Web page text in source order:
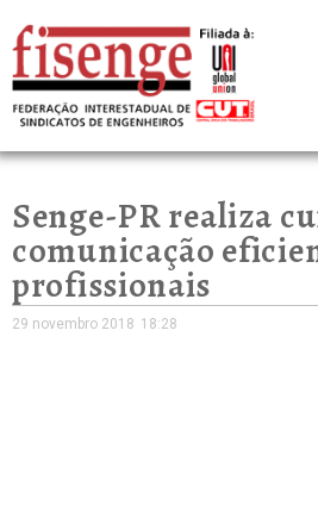
Senge-PR realiza
comunicação
profissionais
29 novembro 2018 18:28